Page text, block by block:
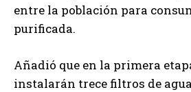
entre la población para
purificada.
Añadió que en la primera
instalarán trece filtros de